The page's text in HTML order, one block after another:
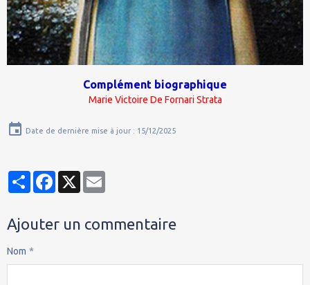
Complément biographique
Marie Victoire De Fornari Strata
Date de dernière mise à jour : 15/12/2025
PartagerFacebook
X
Ajouter un commentaire
Nom